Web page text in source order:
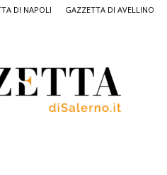
DI NAPOLI GAZZETTA DI AVELLINO
Salerno,
il
quotidiano